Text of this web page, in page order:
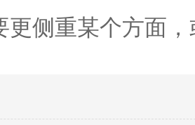
侧重某个方面，